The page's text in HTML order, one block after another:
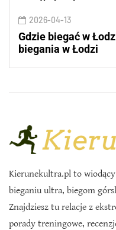
2026-04-13
Gdzie biegać w
biegania w Łodzi
Kierunekultra.pl to
bieganiu ultra, biegom
Znajdziesz tu relacje z
porady treningowe,